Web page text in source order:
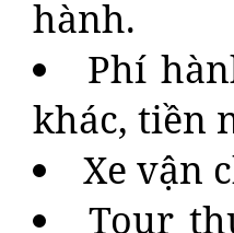
hành.
Phí
khác, tiền
Xe vận
Tour